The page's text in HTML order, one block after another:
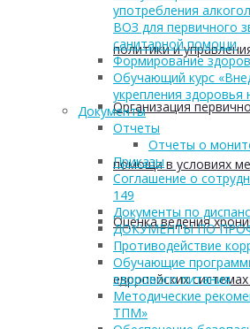
политики и
Организация
помощи в условиях
Оценка ведения
европейских
употребления
ВОЗ для первичного
санитарной помощи
Формирование
Обучающий курс
укрепления
Документы
Отчеты
Отчеты о
Приказы
Соглашение о
149
Документы по
ДОКУМЕНТЫ ПО
Противодействие
Обучающие
здорового питания
Методические
ТПМ»